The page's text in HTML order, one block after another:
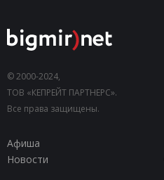
© 2000-2024,
ТОВ «КЕПРЕЙТ ПАРТНЕРС».
Все права защищены.
Афиша
Новости